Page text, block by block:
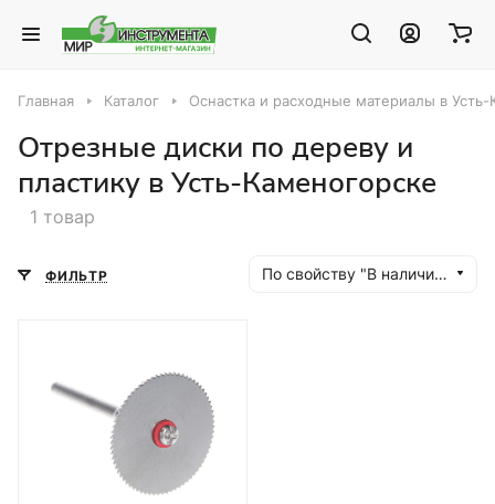
Главная Каталог Оснастка и расходные материалы в Усть-
Отрезные диски по дереву и
пластику в Усть-Каменогорске
1 товар
ФИЛЬТР По свойству "В наличии" (убывание)